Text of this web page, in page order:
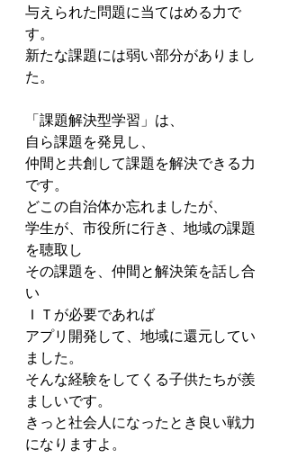
与えられた問題に当てはめる力で
す。
新たな課題には弱い部分がありまし
た。
「課題解決型学習」は、
自ら課題を発見し、
仲間と共創して課題を解決できる力
です。
どこの自治体か忘れましたが、
学生が、市役所に行き、地域の課題
を聴取し
その課題を、仲間と解決策を話し合
い
ＩＴが必要であれば
アプリ開発して、地域に還元してい
ました。
そんな経験をしてくる子供たちが羨
ましいです。
きっと社会人になったとき良い戦力
になりますよ。